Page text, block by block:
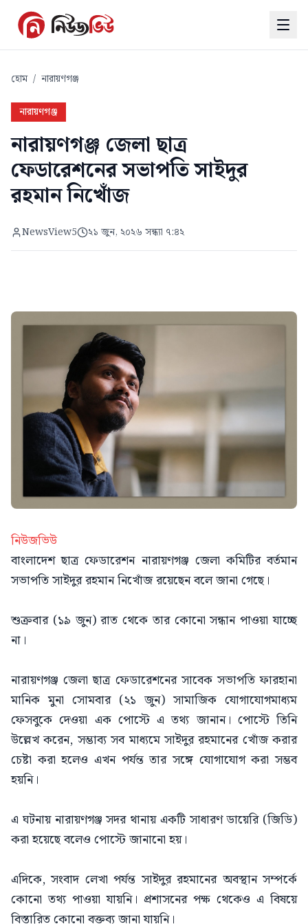
হোম / নারায়ণগঞ্জ
নারায়ণগঞ্জ
নারায়ণগঞ্জ জেলা ছাত্র
ফেডারেশনের সভাপতি সাইদুর
রহমান নিখোঁজ
NewsView5 ২১ জুন, ২০২৬ সন্ধ্যা ৭:৪২
নিউজভিউ
বাংলাদেশ ছাত্র ফেডারেশন নারায়ণগঞ্জ জেলা কমিটির বর্তমান
সভাপতি সাইদুর রহমান নিখোঁজ রয়েছেন বলে জানা গেছে।
শুক্রবার (১৯ জুন) রাত থেকে তার কোনো সন্ধান পাওয়া যাচ্ছে
না।
নারায়ণগঞ্জ জেলা ছাত্র ফেডারেশনের সাবেক সভাপতি ফারহানা
মানিক মুনা সোমবার (২১ জুন) সামাজিক যোগাযোগমাধ্যম
ফেসবুকে দেওয়া এক পোস্টে এ তথ্য জানান। পোস্টে তিনি
উল্লেখ করেন, সম্ভাব্য সব মাধ্যমে সাইদুর রহমানের খোঁজ করার
চেষ্টা করা হলেও এখন পর্যন্ত তার সঙ্গে যোগাযোগ করা সম্ভব
হয়নি।
এ ঘটনায় নারায়ণগঞ্জ সদর থানায় একটি সাধারণ ডায়েরি (জিডি)
করা হয়েছে বলেও পোস্টে জানানো হয়।
এদিকে, সংবাদ লেখা পর্যন্ত সাইদুর রহমানের অবস্থান সম্পর্কে
কোনো তথ্য পাওয়া যায়নি। প্রশাসনের পক্ষ থেকেও এ বিষয়ে
বিস্তারিত কোনো বক্তব্য জানা যায়নি।